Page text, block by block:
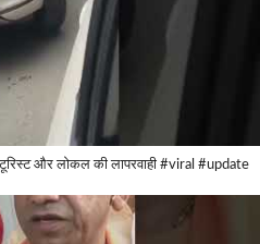
और लोकल की लापरवाही #viral #update